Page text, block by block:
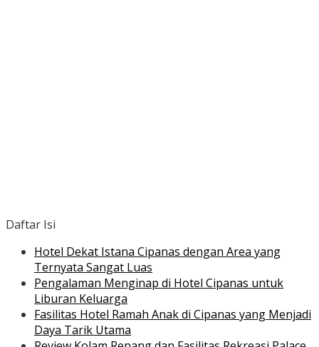
Daftar Isi
Hotel Dekat Istana Cipanas dengan Area yang
Ternyata Sangat Luas
Pengalaman Menginap di Hotel Cipanas untuk
Liburan Keluarga
Fasilitas Hotel Ramah Anak di Cipanas yang Menjadi
Daya Tarik Utama